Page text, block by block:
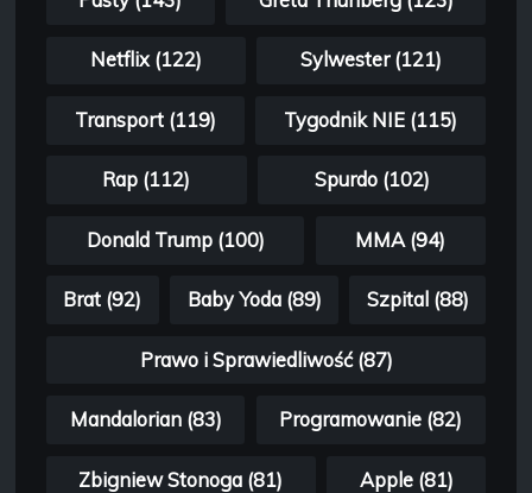
Netflix (122) Sylwester (121)
Transport (119) Tygodnik NIE (115)
Rap (112) Spurdo (102)
Donald Trump (100) MMA (94)
Brat (92) Baby Yoda (89) Szpital (88)
Prawo i Sprawiedliwość (87)
Mandalorian (83) Programowanie (82)
Zbigniew Stonoga (81) Apple (81)